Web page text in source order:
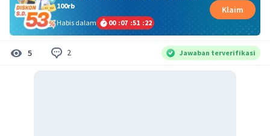
100rb
Habis dalam
00 :07 :51 :22
Klaim
5 2 Jawaban terverifikasi